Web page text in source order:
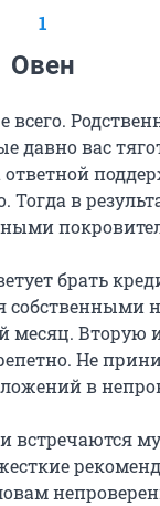
1
Овен
давно вас
Тогда в
брать
собственными
месяц. Вторую
Не
в